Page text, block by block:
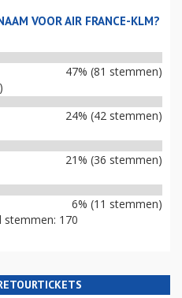
VOOR AIR FRANCE-KLM?
47% (81 stemmen)
24% (42 stemmen)
21% (36 stemmen)
6% (11 stemmen)
stemmen: 170